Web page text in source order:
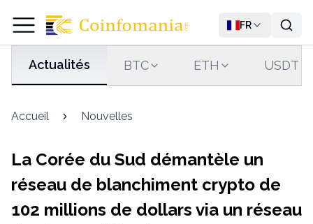
FR
Actualités BTC ETH USDT
Accueil Nouvelles
La Corée du Sud démantèle un
réseau de blanchiment crypto de
102 millions de dollars via un réseau